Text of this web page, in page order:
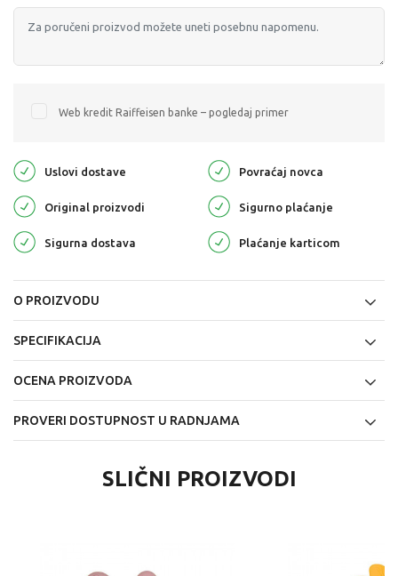
Web kredit Raiffeisen banke – pogledaj primer
Uslovi dostave Povraćaj novca
Original proizvodi Sigurno plaćanje
Sigurna dostava Plaćanje karticom
O PROIZVODU
SPECIFIKACIJA
OCENA PROIZVODA
PROVERI DOSTUPNOST U RADNJAMA
SLIČNI PROIZVODI